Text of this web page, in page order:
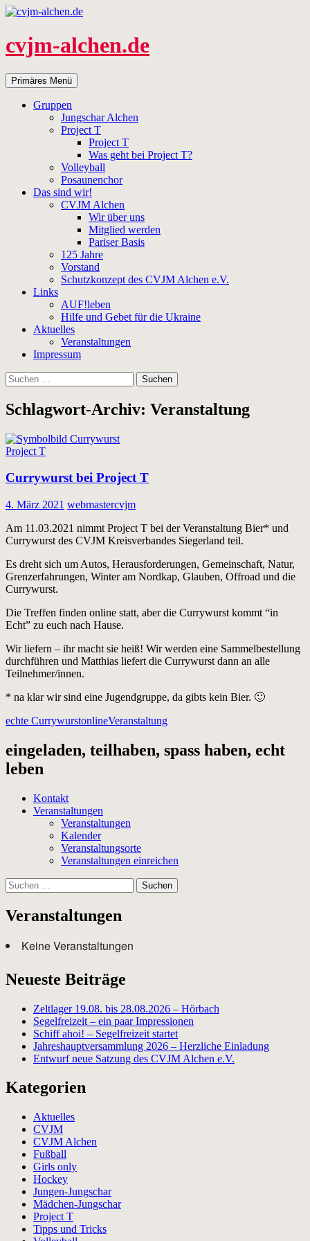
Zum
springen
cvjm-alchen.de
Suchen
Primäres Menü
Gruppen
Jungschar Alchen
Project T
Project T
Was geht bei Project T?
Volleyball
Posaunenchor
Das sind wir!
CVJM Alchen
Wir über uns
Mitglied werden
Pariser Basis
125 Jahre
Vorstand
Schutzkonzept des CVJM Alchen e.V.
Links
AUF!leben
Hilfe und Gebet für die Ukraine
Aktuelles
Veranstaltungen
Impressum
Suchen
nach:
Schlagwort-Archiv: Veranstaltung
Project T
Currywurst bei Project T
4. März 2021 webmastercvjm
Am 11.03.2021 nimmt Project T bei der Veranstaltung Bier* und
Currywurst des CVJM Kreisverbandes Siegerland teil.
Es dreht sich um Autos, Herausforderungen, Gemeinschaft, Natur,
Grenzerfahrungen, Winter am Nordkap, Glauben, Offroad und die
Currywurst.
Die Treffen finden online statt, aber die Currywurst kommt “in
Echt” zu euch nach Hause.
Wir liefern – ihr macht sie heiß! Wir werden eine Sammelbestellung
durchführen und Matthias liefert die Currywurst dann an alle
Teilnehmer/innen.
* na klar wir sind eine Jugendgruppe, da gibts kein Bier. 🙂
echte CurrywurstonlineVeranstaltung
eingeladen, teilhaben, spass haben, echt
leben
Kontakt
Veranstaltungen
Veranstaltungen
Kalender
Veranstaltungsorte
Veranstaltungen einreichen
Suchen
nach:
Veranstaltungen
Keine Veranstaltungen
Neueste Beiträge
Zeltlager 19.08. bis 28.08.2026 – Hörbach
Segelfreizeit – ein paar Impressionen
Schiff ahoi! – Segelfreizeit startet
Jahreshauptversammlung 2026 – Herzliche Einladung
Entwurf neue Satzung des CVJM Alchen e.V.
Kategorien
Aktuelles
CVJM
CVJM Alchen
Fußball
Girls only
Hockey
Jungen-Jungschar
Mädchen-Jungschar
Project T
Tipps und Tricks